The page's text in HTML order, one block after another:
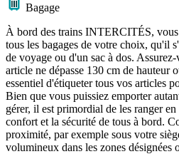
Bagage
À bord des trains INTERCITÉS,
tous les bagages de votre choix, qu'il
de voyage ou d'un sac à dos.
article ne dépasse 130 cm de hauteur
essentiel d'étiqueter tous vos articles
Bien que vous puissiez emporter
gérer, il est primordial de les ranger
confort et la sécurité de tous à bord.
proximité, par exemple sous votre
volumineux dans les zones désignées